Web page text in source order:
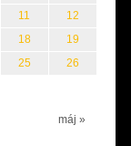
máj »
11
12
18
19
25
26